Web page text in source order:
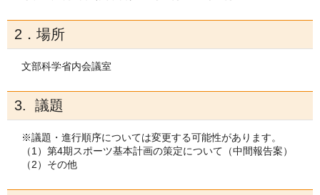
2．場所
文部科学省内会議室
3. 議題
※議題・進行順序については変更する可能性があります。
（1）第4期スポーツ基本計画の策定について（中間報告案）
（2）その他